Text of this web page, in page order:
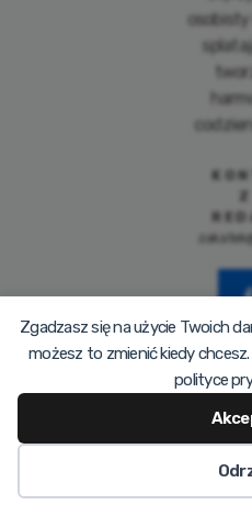
© 2026
Zgadzasz się na użycie Twoich
możesz to zmienić kiedy
polityce